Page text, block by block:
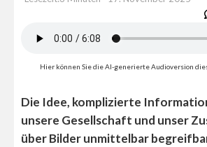
Hier können Sie die AI-generierte Audioversion
Die Idee, komplizierte
unsere Gesellschaft und unser
über Bilder unmittelbar